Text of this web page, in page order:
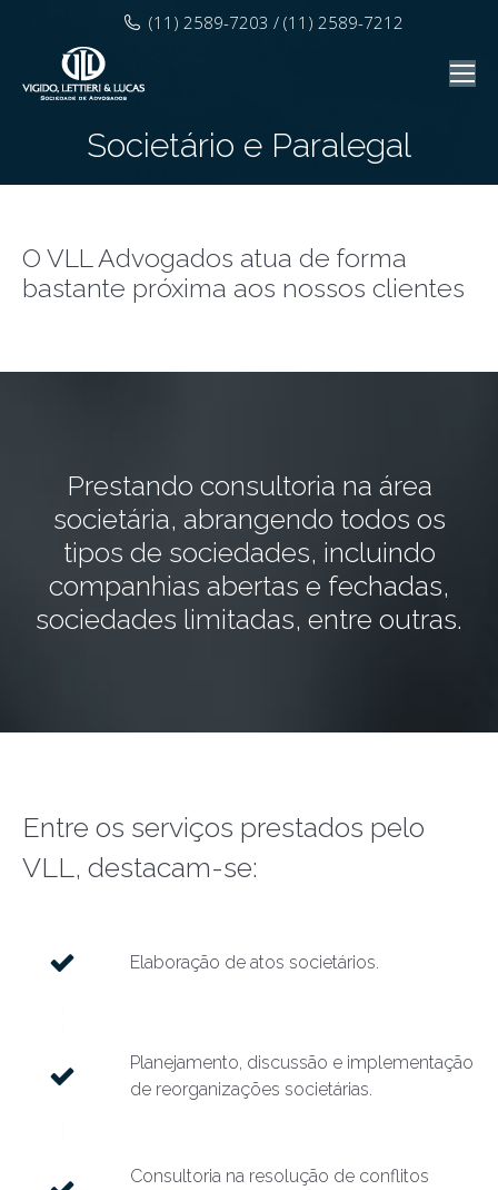
(11) 2589-7203 / (11) 2589-7212
Societário e Paralegal
O VLL Advogados atua de forma
bastante próxima aos nossos clientes
Prestando consultoria na área
societária, abrangendo todos os
tipos de sociedades, incluindo
companhias abertas e fechadas,
sociedades limitadas, entre outras.
Entre os serviços prestados pelo
VLL, destacam-se:
Elaboração de atos societários.
Planejamento, discussão e implementação
de reorganizações societárias.
Consultoria na resolução de conflitos